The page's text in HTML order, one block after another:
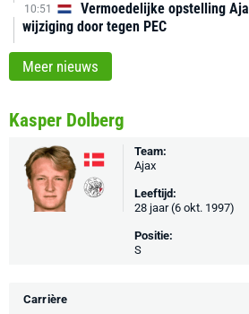
10:51
Vermoedelijke opstelling
wijziging door tegen PEC
Meer nieuws
Kasper Dolberg
Team:
Ajax
Leeftijd:
28 jaar (6 okt. 1997)
Positie:
S
Carrière